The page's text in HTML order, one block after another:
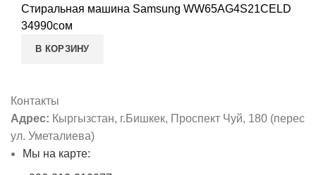
Стиральная машина Samsung WW65AG4S21CELD
34990сом
В КОРЗИНУ
Контакты
Адрес: Кыргызстан, г.Бишкек, Проспект Чуй, 180 (перес
ул. Уметалиева)
Мы на карте: